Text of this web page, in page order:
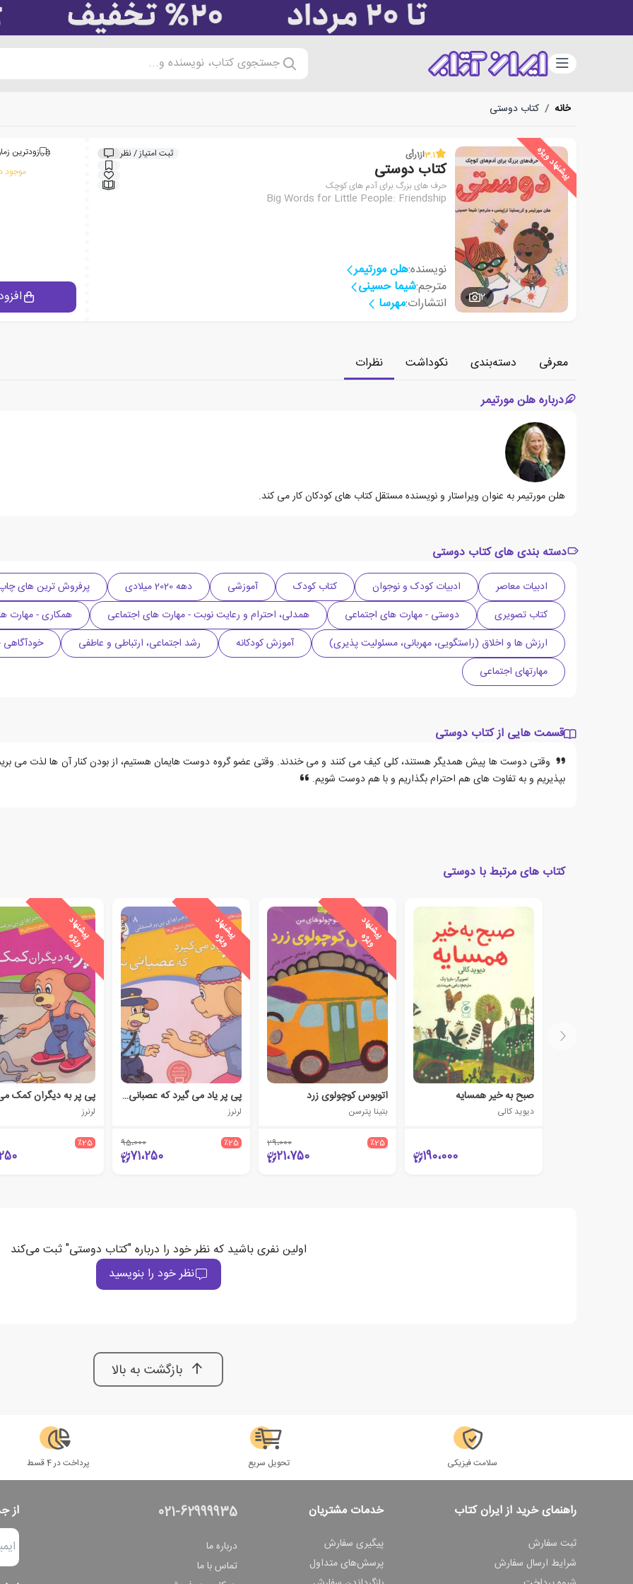
دسته‌بندی جستجوی کتاب، نویسنده و...
خانه / کتاب دوستی
پیشنهاد ویژه
2
3.1از1رأی ثبت امتیاز / نظر
کتاب دوستی
حرف های بزرگ برای آدم های کوچک
Big Words for Little People: Friendship
نویسنده:هلن مورتیمر
مترجم:شیما حسینی
انتشارات:مهرسا
زودترین
موجود
معرفی دسته‌بندی نکوداشت
نظرات
درباره هلن مورتیمر
هلن مورتیمر به عنوان ویراستار و نویسنده مستقل کتاب های کودکان کار می کند.
دسته بندی های کتاب دوستی
ادبیات معاصر ادبیات کودک و نوجوان کتاب کودک آموزشی دهه 2020 میلادی پرفروش ترین های چاپ
کتاب تصویری
دوستی - مهارت های اجتماعی همدلی، احترام و رعایت نوبت - مهارت های اجتماعی همکاری - مهارت
ارزش ها و اخلاق (راستگویی، مهربانی، مسئولیت پذیری)
آموزش کودکانه رشد اجتماعی، ارتباطی و عاطفی
مهارتهای اجتماعی
قسمت هایی از کتاب دوستی
وقتی دوست ها پیش همدیگر هستند، کلی کیف می کنند و می خندند. وقتی عضو گروه دوست هایمان هستیم، از بودن کنار آن ها لذت می
بپذیریم و به تفاوت های هم احترام بگذاریم و با هم دوست شویم.
کتاب های مرتبط با دوستی
صبح به خیر همسایه
دیوید کالی
190،000
پ
ی
ش
ن
ه
ا
د
و
ی
ژ
ه
اتوبوس کوچولوی زرد
بتینا پترسن
٪25 29،000
21،750
پ
ی
ش
ن
ه
ا
د
و
ی
ژ
ه
پی پر یاد می گیرد که عصبانی نشود
لرنرز
٪25 95،000
71،250
پ
ی
ش
ن
ه
ا
د
و
ی
ژ
ه
پی پر به دیگران کمک
لرنرز
٪25
اولین نفری باشید که نظر خود را درباره "کتاب دوستی" ثبت می‌کند
نظر خود را بنویسید
بازگشت به بالا
سلامت فیزیکی تحویل سریع پرداخت در 4 قسط
راهنمای خرید از ایران کتاب
ثبت سفارش
شرایط ارسال سفارش
خدمات مشتریان
پیگیری سفارش
پرسش‌های متداول
021-62999935
درباره ما
تماس با ما
از